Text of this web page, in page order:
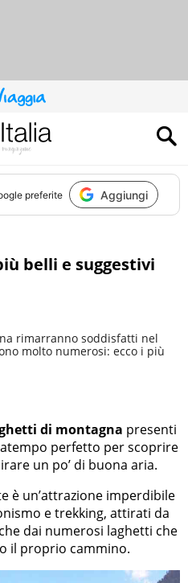
QUESTO
SITO
CONTRIBUISCE
ALL’AUDIENCE
DI
preferite Aggiungi
belli e suggestivi
rimarranno soddisfatti nel
molto numerosi: ecco i più
di montagna presenti
perfetto per scoprire
un po’ di buona aria.
è un’attrazione imperdibile
e trekking, attirati da
dai numerosi laghetti che
il proprio cammino.